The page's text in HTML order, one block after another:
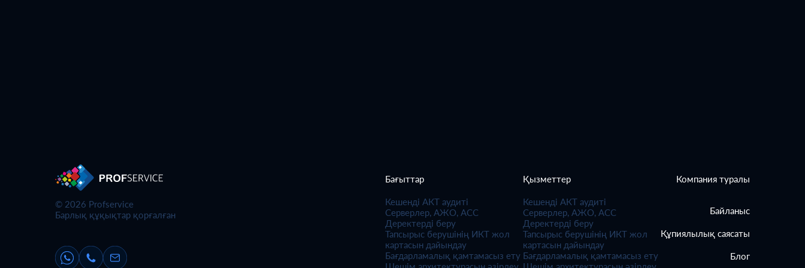
© 2026 Profservice
Барлық құқықтар қорғалған
Бағыттар
Кешенді АКТ аудиті
Серверлер, АЖО, АСС
Деректерді беру
Тапсырыс берушінің ИКТ жол
картасын дайындау
Бағдарламалық қамтамасыз ету
Қызметтер
Кешенді АКТ аудиті
Серверлер, АЖО, АСС
Деректерді беру
Тапсырыс берушінің ИКТ жол
картасын дайындау
Бағдарламалық қамтамасыз ету
Компания туралы
Байланыс
Құпиялылық саясаты
Блог